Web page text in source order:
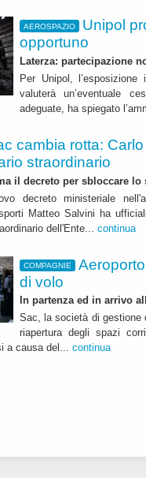
AEROSPAZIO
Unipol
opportuno
Laterza: partecipazione
Per Unipol,
valuterà un’eventuale
adeguate, ha spiegato
cambia rotta:
straordinario
il decreto per sbloccare lo
decreto ministeriale
Matteo Salvini ha
dell'Ente... continua
COMPAGNIE
di volo
In partenza ed in arrivo
Sac, la società di gestione
riapertura degli spazi
a causa del... continua